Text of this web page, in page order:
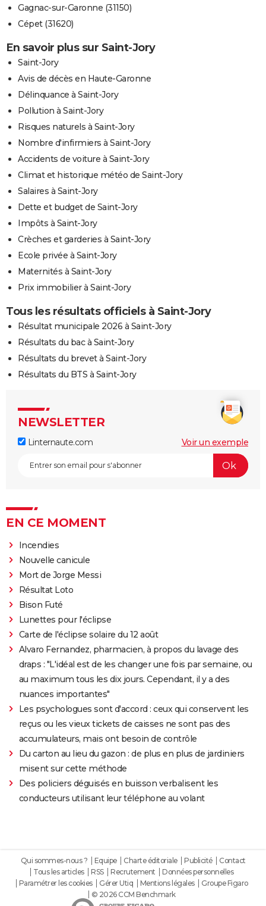
Gagnac-sur-Garonne (31150)
Cépet (31620)
En savoir plus sur Saint-Jory
Saint-Jory
Avis de décès en Haute-Garonne
Délinquance à Saint-Jory
Pollution à Saint-Jory
Risques naturels à Saint-Jory
Nombre d'infirmiers à Saint-Jory
Accidents de voiture à Saint-Jory
Climat et historique météo de Saint-Jory
Salaires à Saint-Jory
Dette et budget de Saint-Jory
Impôts à Saint-Jory
Crèches et garderies à Saint-Jory
Ecole privée à Saint-Jory
Maternités à Saint-Jory
Prix immobilier à Saint-Jory
Tous les résultats officiels à Saint-Jory
Résultat municipale 2026 à Saint-Jory
Résultats du bac à Saint-Jory
Résultats du brevet à Saint-Jory
Résultats du BTS à Saint-Jory
NEWSLETTER
Linternaute.com Voir un exemple
EN CE MOMENT
Incendies
Nouvelle canicule
Mort de Jorge Messi
Résultat Loto
Bison Futé
Lunettes pour l'éclipse
Carte de l'éclipse solaire du 12 août
Alvaro Fernandez, pharmacien, à propos du lavage des
draps : "L'idéal est de les changer une fois par semaine, ou
au maximum tous les dix jours. Cependant, il y a des
nuances importantes"
Les psychologues sont d'accord : ceux qui conservent les
reçus ou les vieux tickets de caisses ne sont pas des
accumulateurs, mais ont besoin de contrôle
Du carton au lieu du gazon : de plus en plus de jardiniers
misent sur cette méthode
Des policiers déguisés en buisson verbalisent les
conducteurs utilisant leur téléphone au volant
Qui sommes-nous ? Equipe Charte éditoriale Publicité
Contact
Tous les articles
RSS Recrutement
Données personnelles
Paramétrer les cookies
Gérer Utiq Mentions légales
Groupe Figaro
© 2026 CCM Benchmark